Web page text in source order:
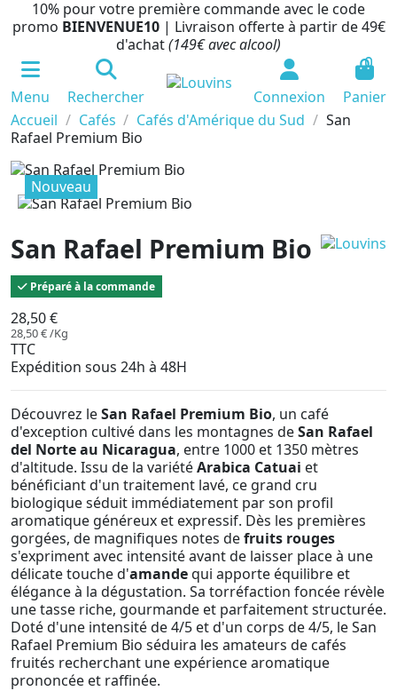
10% pour votre première commande avec le code
promo BIENVENUE10 | Livraison offerte à partir de 49€
d'achat(149€ avec alcool)
Menu Rechercher Connexion
0
Panier
Accueil
Cafés Cafés d'Amérique du Sud
San
Rafael Premium Bio
Nouveau
San Rafael Premium Bio
Préparé à la commande
28,50 €
28,50 € /Kg
TTC
Expédition sous 24h à 48H
Découvrez leSan Rafael Premium Bio, un café
d'exception cultivé dans les montagnes deSan Rafael
del Norte au Nicaragua, entre 1000 et 1350 mètres
d'altitude. Issu de la variétéArabica Catuai et
bénéficiant d'un traitement lavé, ce grand cru
biologique séduit immédiatement par son profil
aromatique généreux et expressif. Dès les premières
gorgées, de magnifiques notes defruits rouges
s'expriment avec intensité avant de laisser place à une
délicate touche d'amandequi apporte équilibre et
élégance à la dégustation. Sa torréfaction foncée révèle
une tasse riche, gourmande et parfaitement structurée.
Doté d'une intensité de 4/5 et d'un corps de 4/5, le San
Rafael Premium Bio séduira les amateurs de cafés
fruités recherchant une expérience aromatique
prononcée et raffinée.